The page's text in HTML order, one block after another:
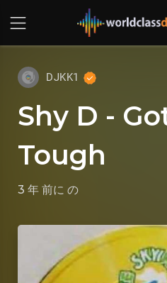
DJKK1
Shy D -
Tough
3 年 前に の